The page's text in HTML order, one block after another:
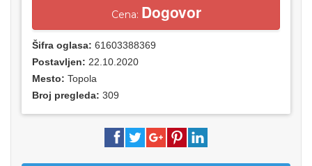
Cena: Dogovor
Šifra oglasa: 61603388369
Postavljen: 22.10.2020
Mesto: Topola
Broj pregleda: 309